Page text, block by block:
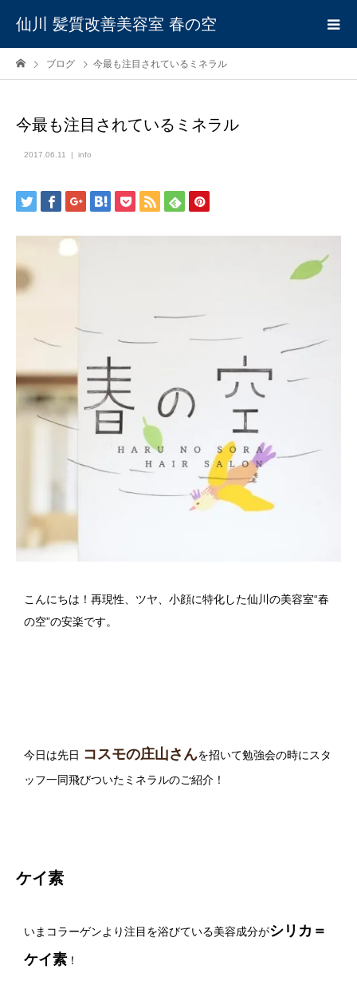
仙川 髪質改善美容室 春の空
ブログ 今最も注目されているミネラル
今最も注目されているミネラル
2017.06.11 info
こんにちは！再現性、ツヤ、小顔に特化した仙川の美容室“春
の空”の安楽です。
今日は先日 コスモの庄山さんを招いて勉強会の時にスタ
ッフ一同飛びついたミネラルのご紹介！
ケイ素
いまコラーゲンより注目を浴びている美容成分がシリカ＝
ケイ素 ！